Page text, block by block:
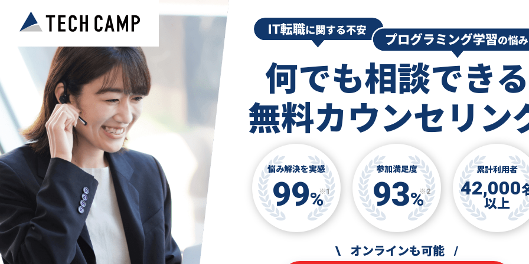
何でも相談できる
無料カウンセリン
悩み解決を実感
99%※1
参加満足度
93%※2
累計利用者
42,000
以上
\ オンラインも可能 /